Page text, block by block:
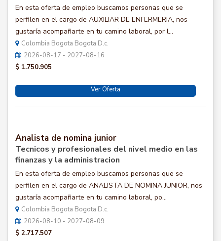
En esta oferta de empleo buscamos personas que se
perfilen en el cargo de AUXILIAR DE ENFERMERIA, nos
gustaría acompañarte en tu camino laboral, por l...
Colombia Bogota Bogota D.c.
2026-08-17 - 2027-08-16
$ 1.750.905
Ver Oferta
Analista de nomina junior
Tecnicos y profesionales del nivel medio en las
finanzas y la administracion
En esta oferta de empleo buscamos personas que se
perfilen en el cargo de ANALISTA DE NOMINA JUNIOR, nos
gustaría acompañarte en tu camino laboral, po...
Colombia Bogota Bogota D.c.
2026-08-10 - 2027-08-09
$ 2.717.507